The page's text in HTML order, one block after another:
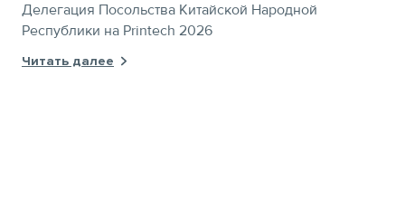
Делегация Посольства Китайской Народной
Республики на Printech 2026
Читать далее